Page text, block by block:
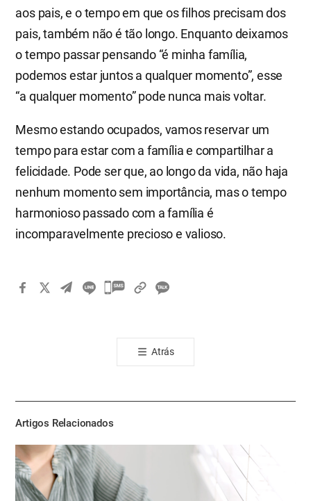
aos pais, e o tempo em que os filhos precisam dos
pais, também não é tão longo. Enquanto deixamos
o tempo passar pensando “é minha família,
podemos estar juntos a qualquer momento”, esse
“a qualquer momento” pode nunca mais voltar.
Mesmo estando ocupados, vamos reservar um
tempo para estar com a família e compartilhar a
felicidade. Pode ser que, ao longo da vida, não haja
nenhum momento sem importância, mas o tempo
harmonioso passado com a família é
incomparavelmente precioso e valioso.
카
톡
공
기
Atrás
Artigos Relacionados